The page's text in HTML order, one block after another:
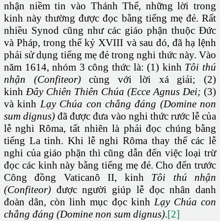
nhận niềm tin vào Thánh Thể, những lời trong
kinh này thường được đọc bằng tiếng mẹ đẻ. Rất
nhiều Synod cũng như các giáo phận thuộc Đức
và Pháp, trong thế kỷ XVIII và sau đó, đã hạ lệnh
phải sử dụng tiếng mẹ đẻ trong nghi thức này. Vào
năm 1614, nhóm 3 công thức là: (1) kinhTôi thú
nhận (Confiteor)cùng với lời xá giải; (2)
kinhĐây Chiên Thiên Chúa (Ecce Agnus Dei; (3)
và kinh Lạy Chúa con chẳng đáng (Domine non
sum dignus) đã được đưa vào nghi thức rước lễ của
lễ nghi Rôma, tất nhiên là phải đọc chúng bằng
tiếng La tinh. Khi lễ nghi Rôma thay thế các lễ
nghi của giáo phận thì cũng dẫn đến việc loại trừ
đọc các kinh này bằng tiếng mẹ đẻ. Cho đến trước
Công đồng Vaticanô II, kinh Tôi thú nhận
(Confiteor) được người giúp lễ đọc nhân danh
đoàn dân, còn linh mục đọc kinhLạy Chúa con
chẳng đáng (Domine non sum dignus).[2]